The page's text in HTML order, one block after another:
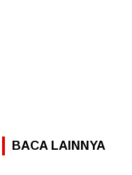
BACA LAINNYA